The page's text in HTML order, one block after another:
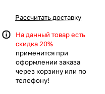
Рассчитать доставку
На данный товар есть
скидка 20%
применится при
оформлении заказа
через корзину или по
телефону!